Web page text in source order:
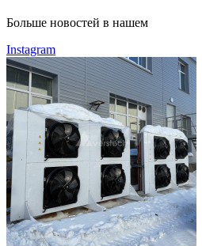
Больше новостей в нашем
Instagram